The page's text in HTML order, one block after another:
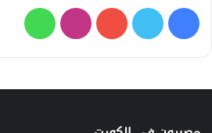
فيسبوك
تويتر يوتيوبانستقرامواتساب